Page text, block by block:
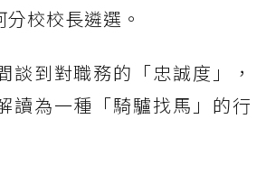
校校長遴選。
談到對職務的「忠誠度」，
讀為一種「騎驢找馬」的行